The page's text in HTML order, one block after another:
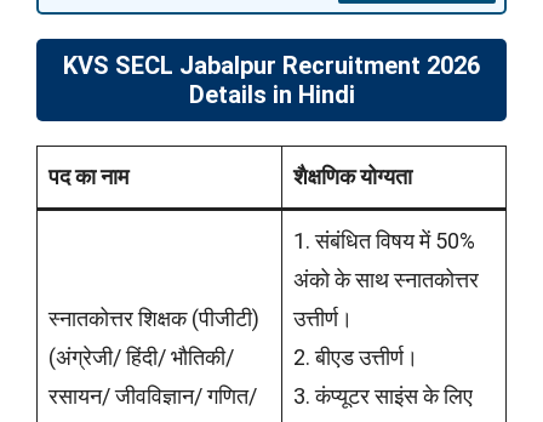
KVS SECL Jabalpur Recruitment 2026
Details in Hindi
पद का नाम शैक्षणिक योग्यता
स्नातकोत्तर शिक्षक (पीजीटी)
(अंग्रेजी/ हिंदी/ भौतिकी/
रसायन/ जीवविज्ञान/ गणित/
1. संबंधित विषय में 50%
अंको के साथ स्नातकोत्तर
उत्तीर्ण।
2. बीएड उत्तीर्ण।
3. कंप्यूटर साइंस के लिए